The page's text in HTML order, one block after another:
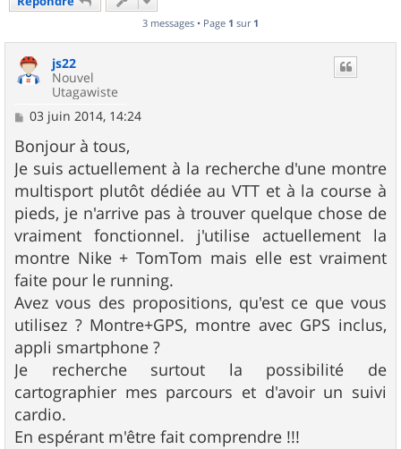
3 messages • Page 1 sur 1
js22
Nouvel
Utagawiste
M
s
s
a
g
e
03 juin 2014, 14:24
Bonjour à tous,
Je suis actuellement à la recherche d'une montre
multisport plutôt dédiée au VTT et à la course à
pieds, je n'arrive pas à trouver quelque chose de
vraiment fonctionnel. j'utilise actuellement la
montre Nike + TomTom mais elle est vraiment
faite pour le running.
Avez vous des propositions, qu'est ce que vous
utilisez ? Montre+GPS, montre avec GPS inclus,
appli smartphone ?
Je recherche surtout la possibilité de
cartographier mes parcours et d'avoir un suivi
cardio.
En espérant m'être fait comprendre !!!